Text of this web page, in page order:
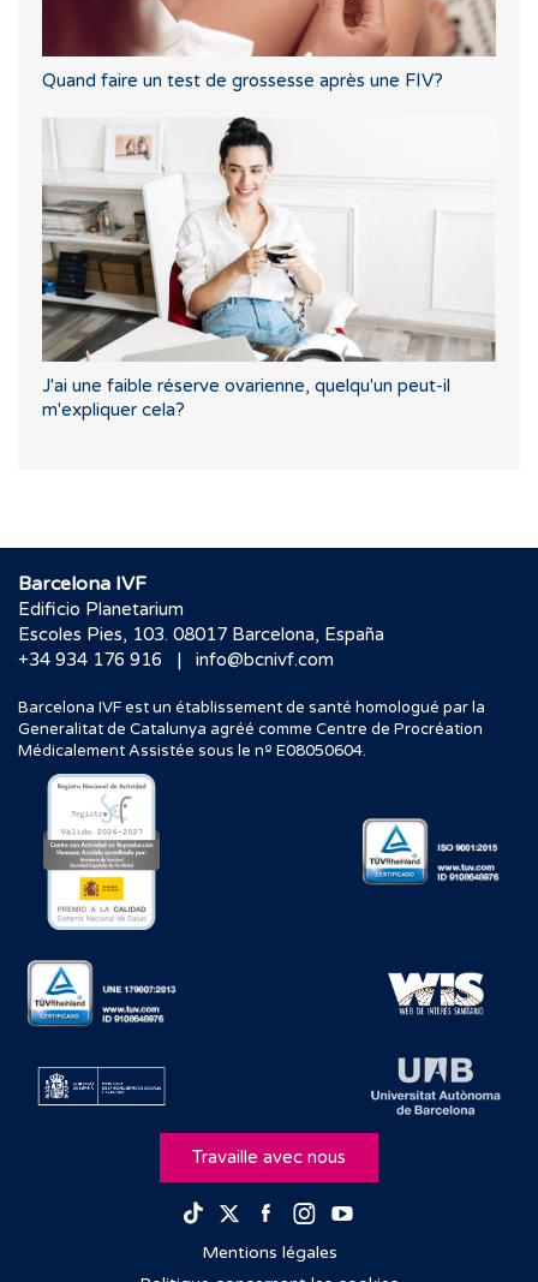
Quand faire un test de grossesse après une FIV?
J'ai une faible réserve ovarienne, quelqu'un peut-il
m'expliquer cela?
Barcelona IVF
Edificio Planetarium
Escoles Pies, 103. 08017 Barcelona, España
+34 934 176 916
| info@bcnivf.com
Barcelona IVF est un établissement de santé homologué par la
Generalitat de Catalunya agréé comme Centre de Procréation
Médicalement Assistée sous le nº E08050604.
Travaille avec nous
TikTokTwitterFacebook
Instagram
Mentions légales